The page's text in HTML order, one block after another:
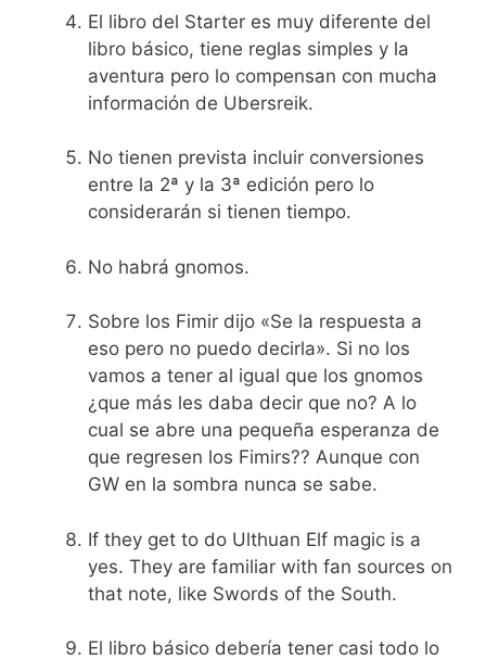
El libro del Starter es muy diferente del
libro básico, tiene reglas simples y la
aventura pero lo compensan con mucha
información de Ubersreik.
No tienen prevista incluir conversiones
entre la 2ª y la 3ª edición pero lo
considerarán si tienen tiempo.
No habrá gnomos.
Sobre los Fimir dijo «Se la respuesta a
eso pero no puedo decirla». Si no los
vamos a tener al igual que los gnomos
¿que más les daba decir que no? A lo
cual se abre una pequeña esperanza de
que regresen los Fimirs?? Aunque con
GW en la sombra nunca se sabe.
If they get to do Ulthuan Elf magic is a
yes. They are familiar with fan sources on
that note, like Swords of the South.
El libro básico debería tener casi todo lo